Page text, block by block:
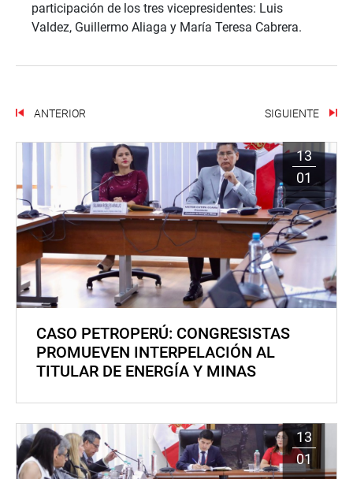
participación de los tres vicepresidentes: Luis
Valdez, Guillermo Aliaga y María Teresa Cabrera.
ANTERIOR SIGUIENTE
13
01
CASO PETROPERÚ: CONGRESISTAS
PROMUEVEN INTERPELACIÓN AL
TITULAR DE ENERGÍA Y MINAS
13
01